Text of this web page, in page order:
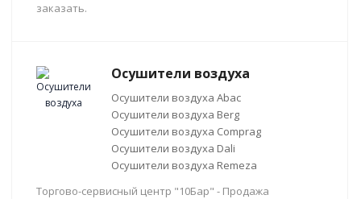
заказать.
Осушители воздуха
Осушители воздуха Abac
Осушители воздуха Berg
Осушители воздуха Comprag
Осушители воздуха Dali
Осушители воздуха Remeza
Торгово-сервисный центр "10Бар" - Продажа